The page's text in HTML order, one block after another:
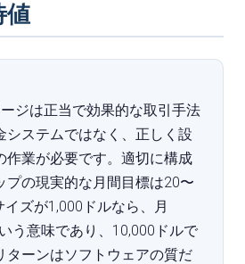
値
ジは正当で効果的な取引手法
システムではなく、正しく設
作業が必要です。適切に構成
プの現実的な月間目標は20〜
ズが1,000ドルなら、月
う意味であり、10,000ドルで
ターンはソフトウェアの質だ